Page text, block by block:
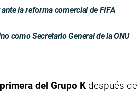
la reforma comercial de FIFA
como Secretario General de la ONU
del Grupo K después de